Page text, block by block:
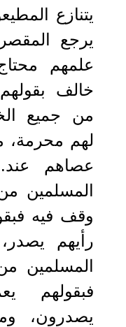
يتنازع
يرجع
علمهم
خالف
من جميع
لهم
عصاهم
المسلمين
وقف فيه
رأيهم
المسلمين
فبقولهم
يصدرون،